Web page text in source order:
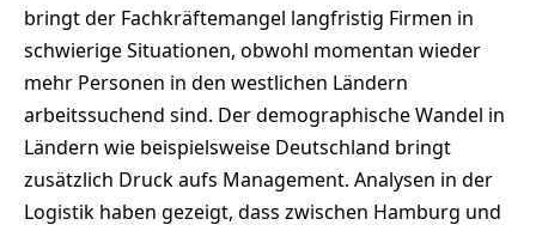
bringt der Fachkräftemangel langfristig Firmen in
schwierige Situationen, obwohl momentan wieder
mehr Personen in den westlichen Ländern
arbeitssuchend sind. Der demographische Wandel in
Ländern wie beispielsweise Deutschland bringt
zusätzlich Druck aufs Management. Analysen in der
Logistik haben gezeigt, dass zwischen Hamburg und